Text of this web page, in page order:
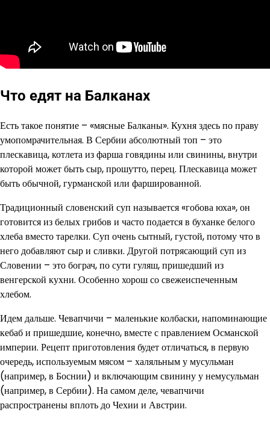
Что едят на Балканах
Есть такое понятие – «мясные Балканы». Кухня здесь по праву
умопомрачительная. В Сербии абсолютный топ – это
плескавица, котлета из фарша говядины или свинины, внутри
которой может быть сыр, прошутто, перец. Плескавица может
быть обычной, гурманской или фаршированной.
Традиционный словенский суп называется «гобова юха», он
готовится из белых грибов и часто подается в буханке белого
хлеба вместо тарелки. Суп очень сытный, густой, потому что в
него добавляют сыр и сливки. Другой потрясающий суп из
Словении – это бограч, по сути гуляш, пришедший из
венгерской кухни. Особенно хорош со свежеиспеченным
хлебом.
Идем дальше. Чевапчичи – маленькие колбаски, напоминающие
кебаб и пришедшие, конечно, вместе с правлением Османской
империи. Рецепт приготовления будет отличаться, в первую
очередь, используемым мясом – халяльным у мусульман
(например, в Боснии) и включающим свинину у немусульман
(например, в Сербии). На самом деле, чевапчичи
распространены вплоть до Чехии и Австрии.